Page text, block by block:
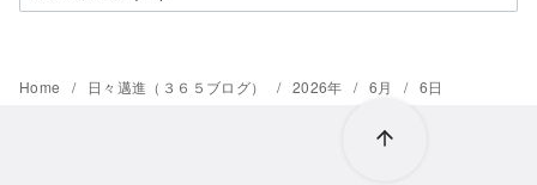
ー
イ
Home 日々邁進（３６５ブログ） 2026年 6月 6日